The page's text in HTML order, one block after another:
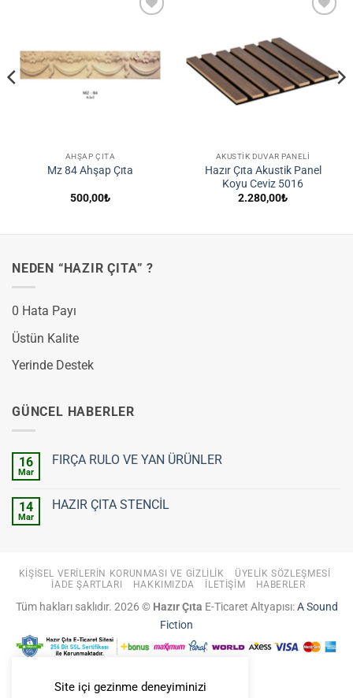
Ekle
AHŞAP ÇITA
Mz 84 Ahşap Çıta
500,00₺
AKUSTIK DUVAR PANELI
Hazır Çıta Akustik Panel
Koyu Ceviz 5016
2.280,00₺
NEDEN “HAZIR ÇITA” ?
0 Hata Payı
Üstün Kalite
Yerinde Destek
GÜNCEL HABERLER
16
Mar
FIRÇA RULO VE YAN ÜRÜNLER
RULO
14
Mar
HAZIR ÇITA STENCİL
KIŞISEL VERILERIN KORUNMASI VE GIZLILIK
ÜYELIK SÖZLEŞMESI
İADE ŞARTLARI
HAKKIMIZDA İLETIŞIM HABERLER
Tüm hakları saklıdır. 2026 © Hazır Çıta E-Ticaret Altyapısı:A Sound
Fiction
Site içi gezinme deneyiminizi